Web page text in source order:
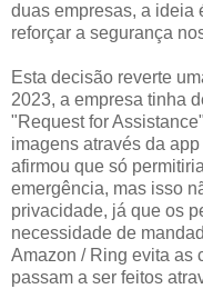
duas empresas, a ideia
reforçar a segurança
Esta decisão reverte
2023, a empresa tinha
"Request for
imagens através da
afirmou que só
emergência, mas isso
privacidade, já que os
necessidade de
Amazon / Ring evita as
passam a ser feitos